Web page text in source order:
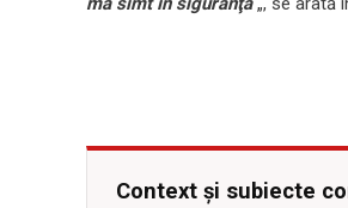
Context și subiecte